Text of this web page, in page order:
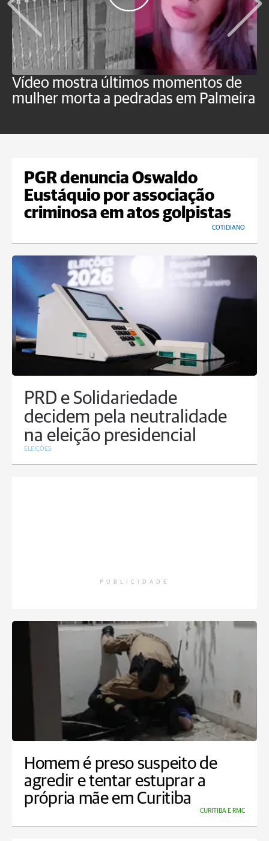
Vídeo mostra últimos momentos de
mulher morta a pedradas em Palmeira
PGR denuncia Oswaldo
Eustáquio por associação
criminosa em atos golpistas
COTIDIANO
PRD e Solidariedade
decidem pela neutralidade
na eleição presidencial
ELEIÇÕES
PUBLICIDADE
Homem é preso suspeito de
agredir e tentar estuprar a
própria mãe em Curitiba
CURITIBA E RMC